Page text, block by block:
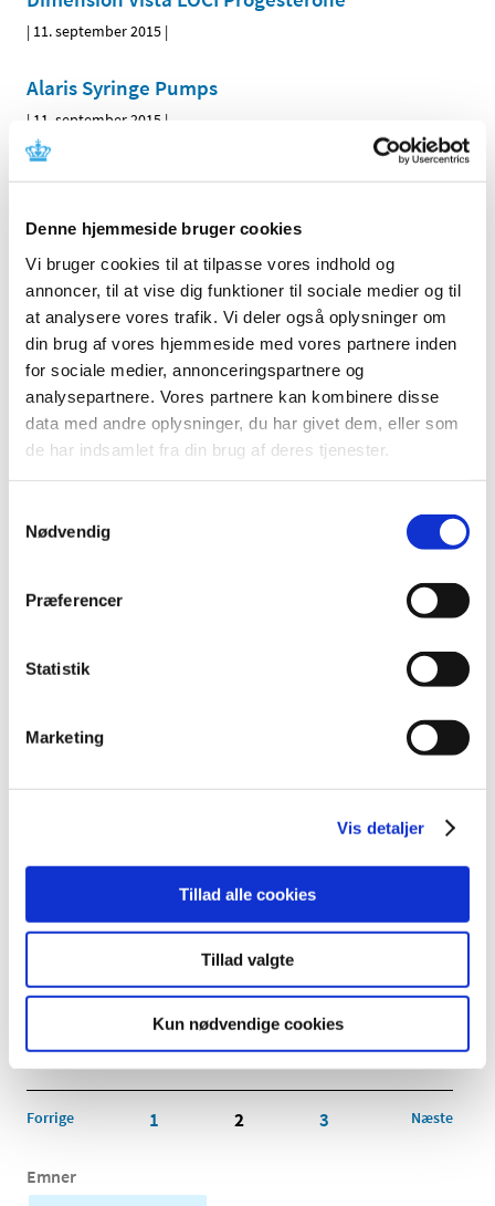
Denne hjemmeside bruger cookies
Vi bruger cookies til at tilpasse vores indhold og
annoncer, til at vise dig funktioner til sociale medier og til
at analysere vores trafik. Vi deler også oplysninger om
din brug af vores hjemmeside med vores partnere inden
for sociale medier, annonceringspartnere og
analysepartnere. Vores partnere kan kombinere disse
data med andre oplysninger, du har givet dem, eller som
de har indsamlet fra din brug af deres tjenester.
Nødvendig
Præferencer
Statistik
Marketing
Vis detaljer
Tillad alle cookies
Tillad valgte
Kun nødvendige cookies
| 11. september 2015 |
Alaris Syringe Pumps
| 11. september 2015 |
KimVent Closed Suction Systems
GE Healthcare 3.0T MR-scannere
|10. september 2015|
PROFEMUR Neck Var-Val Long CoCr
Applications instrument til sternal zipfix
VFI-pakning til silikoneoliesprøjter
|2. september 2015
DRX Evolution Systems w/Premium and FF
|2. september 2015|
Cios Alpha
ADVIA Centaur Systems HBsAg II
|2. september 2015|
Forrige 1 2 3 Næste
Emner